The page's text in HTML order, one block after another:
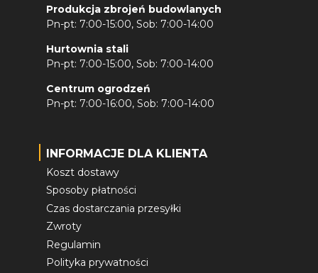
Produkcja zbrojeń budowlanych
Pn-pt: 7:00-15:00, Sob: 7:00-14:00
Hurtownia stali
Pn-pt: 7:00-15:00, Sob: 7:00-14:00
Centrum ogrodzeń
Pn-pt: 7:00-16:00, Sob: 7:00-14:00
INFORMACJE DLA KLIENTA
Koszt dostawy
Sposoby płatności
Czas dostarczania przesyłki
Zwroty
Regulamin
Polityka prywatności